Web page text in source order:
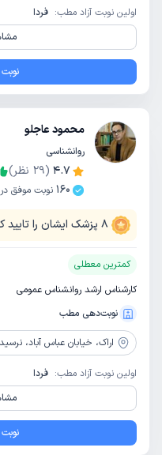
اولین نوبت آزاد مطب: فردا
محمود عاجلو
روانشناسی
4.7
(
29 نظر)
160 نوبت موفق در
8 پزشک ایشان را تایید
کمترین معطلی
کارشناس ارشد روانشناس عمومی
نوبت‌دهی مطب
اراک، خیابان عباس آباد، نرسیده به سه راه
اولین نوبت آزاد مطب: فردا